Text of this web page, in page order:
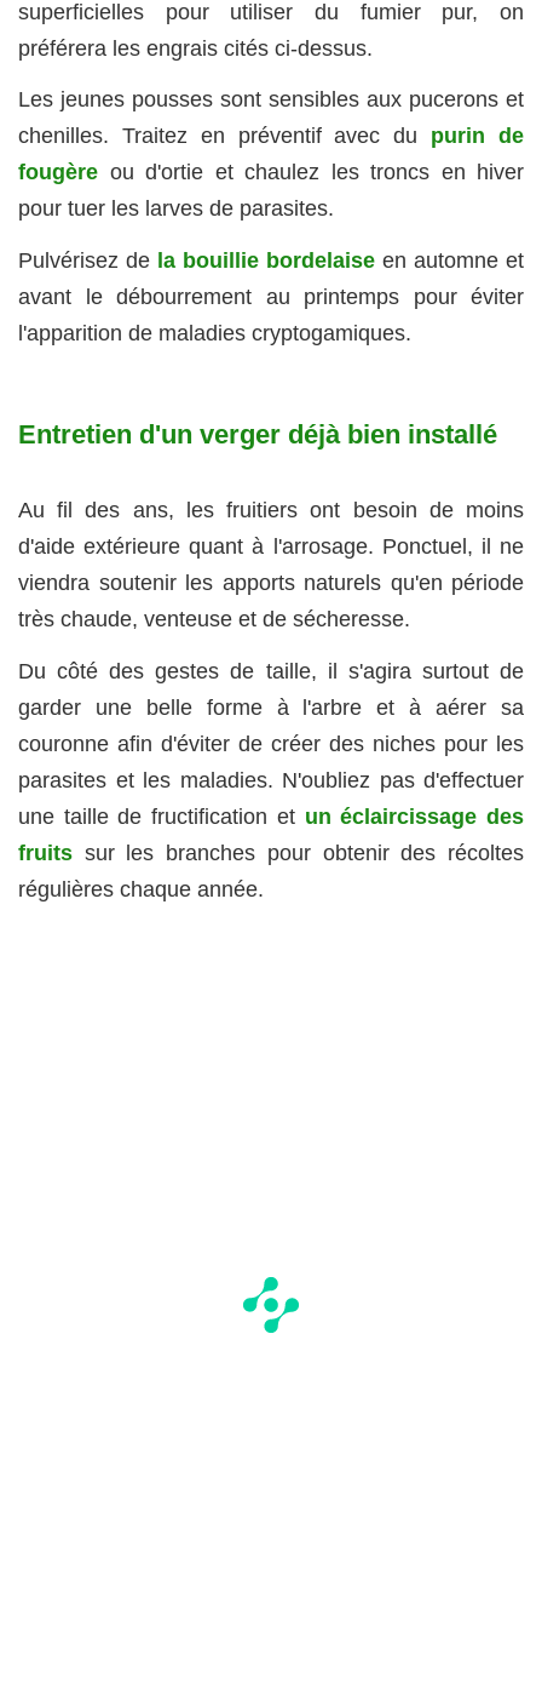
superficielles pour utiliser du fumier pur, on
préférera les engrais cités ci-dessus.
Les jeunes pousses sont sensibles aux pucerons et
chenilles. Traitez en préventif avec du purin de
fougère ou d'ortie et chaulez les troncs en hiver
pour tuer les larves de parasites.
Pulvérisez de la bouillie bordelaise en automne et
avant le débourrement au printemps pour éviter
l'apparition de maladies cryptogamiques.
Entretien d'un verger déjà bien installé
Au fil des ans, les fruitiers ont besoin de moins
d'aide extérieure quant à l'arrosage. Ponctuel, il ne
viendra soutenir les apports naturels qu'en période
très chaude, venteuse et de sécheresse.
Du côté des gestes de taille, il s'agira surtout de
garder une belle forme à l'arbre et à aérer sa
couronne afin d'éviter de créer des niches pour les
parasites et les maladies. N'oubliez pas d'effectuer
une taille de fructification et un éclaircissage des
fruits sur les branches pour obtenir des récoltes
régulières chaque année.